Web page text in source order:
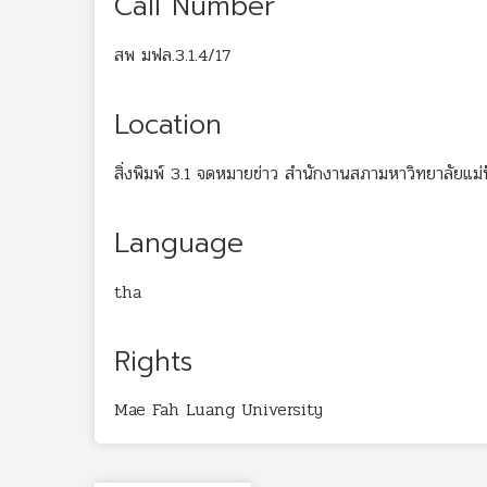
สพ มฟล.3.1.4/17
Location
สิ่งพิมพ์ 3.1 จดหมายข่าว สำนักงานสภามหาวิทยาลัยแ
Language
tha
Rights
Mae Fah Luang University